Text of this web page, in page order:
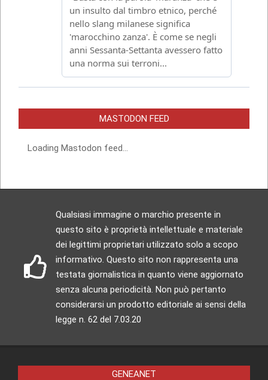
MASTODON FEED
Loading Mastodon feed...
Qualsiasi immagine o marchio presente in
questo sito è proprietà intellettuale e materiale
dei legittimi proprietari utilizzato solo a scopo
informativo. Questo sito non rappresenta una
testata giornalistica in quanto viene aggiornato
senza alcuna periodicità. Non può pertanto
considerarsi un prodotto editoriale ai sensi della
legge n. 62 del 7.03.20
GENEANET